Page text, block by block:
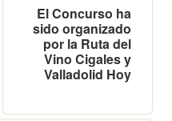
El Concurso ha
sido organizado
por la Ruta del
Vino Cigales y
Valladolid Hoy